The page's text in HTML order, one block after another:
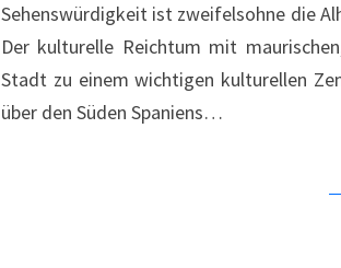
Sehenswürdigkeit ist zweifelsohne die
Der kulturelle Reichtum mit
Stadt zu einem wichtigen kulturellen
über den Süden Spaniens…